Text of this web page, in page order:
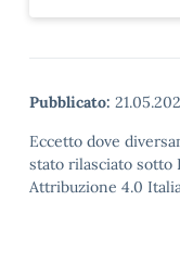
Pubblicato:
Eccetto dove
stato rilasciato sotto
Attribuzione 4.0